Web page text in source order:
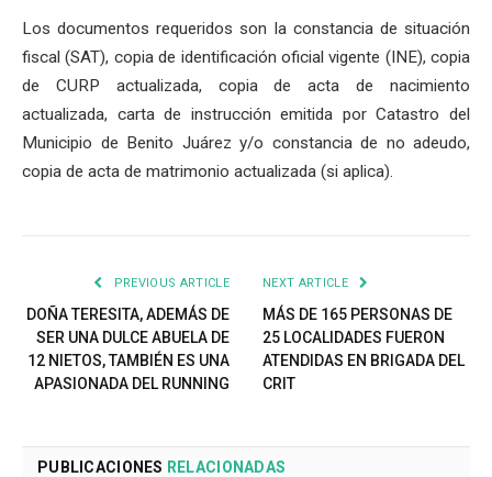
Los documentos requeridos son la constancia de situación
fiscal (SAT), copia de identificación oficial vigente (INE), copia
de CURP actualizada, copia de acta de nacimiento
actualizada, carta de instrucción emitida por Catastro del
Municipio de Benito Juárez y/o constancia de no adeudo,
copia de acta de matrimonio actualizada (si aplica).
PREVIOUS ARTICLE
DOÑA TERESITA, ADEMÁS DE
SER UNA DULCE ABUELA DE
12 NIETOS, TAMBIÉN ES UNA
APASIONADA DEL RUNNING
NEXT ARTICLE
MÁS DE 165 PERSONAS DE
25 LOCALIDADES FUERON
ATENDIDAS EN BRIGADA DEL
CRIT
PUBLICACIONES RELACIONADAS